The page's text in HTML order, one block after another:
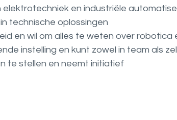
elektrotechniek en industriële
technische oplossingen
en wil om alles te weten over robotica
instelling en kunt zowel in team als
te stellen en neemt initiatief